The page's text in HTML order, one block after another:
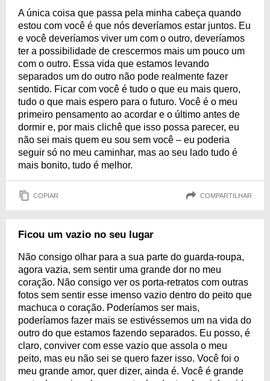
A única coisa que passa pela minha cabeça quando
estou com você é que nós deveríamos estar juntos. Eu
e você deveríamos viver um com o outro, deveríamos
ter a possibilidade de crescermos mais um pouco um
com o outro. Essa vida que estamos levando
separados um do outro não pode realmente fazer
sentido. Ficar com você é tudo o que eu mais quero,
tudo o que mais espero para o futuro. Você é o meu
primeiro pensamento ao acordar e o último antes de
dormir e, por mais clichê que isso possa parecer, eu
não sei mais quem eu sou sem você – eu poderia
seguir só no meu caminhar, mas ao seu lado tudo é
mais bonito, tudo é melhor.
COPIAR COMPARTILHAR
Ficou um vazio no seu lugar
Não consigo olhar para a sua parte do guarda-roupa,
agora vazia, sem sentir uma grande dor no meu
coração. Não consigo ver os porta-retratos com outras
fotos sem sentir esse imenso vazio dentro do peito que
machuca o coração. Poderíamos ser mais,
poderíamos fazer mais se estivéssemos um na vida do
outro do que estamos fazendo separados. Eu posso, é
claro, conviver com esse vazio que assola o meu
peito, mas eu não sei se quero fazer isso. Você foi o
meu grande amor, quer dizer, ainda é. Você é grande